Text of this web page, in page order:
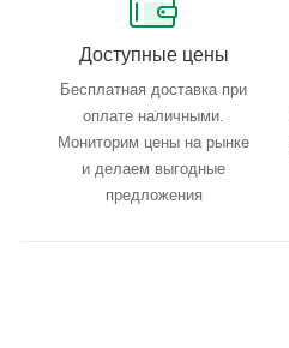
Доступные цены
Бесплатная доставка при
оплате наличными.
Мониторим цены на рынке
и делаем выгодные
предложения